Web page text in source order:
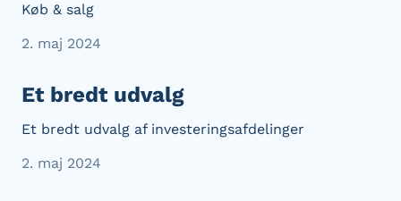
Køb & salg
2. maj 2024
Et bredt udvalg
Et bredt udvalg af investeringsafdelinger
2. maj 2024